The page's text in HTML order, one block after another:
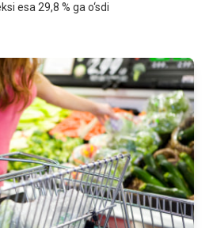
esa 29,8 % ga o‘sdi